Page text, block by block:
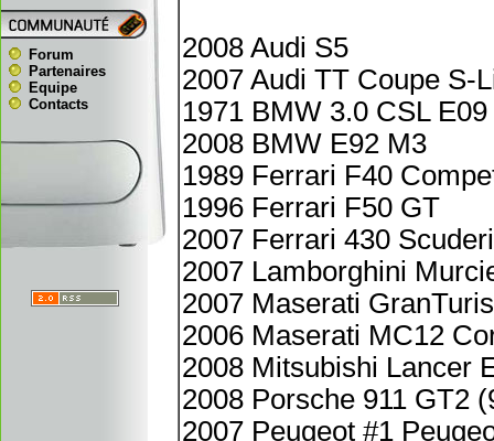
Forum
Partenaires
Equipe
Contacts
2008 Audi S5
2007 Audi TT Coupe S-
1971 BMW 3.0 CSL E09
2008 BMW E92 M3
1989 Ferrari F40
1996 Ferrari F50 GT
2007 Ferrari 430
2007 Lamborghini
2007 Maserati
2006 Maserati MC12
2008 Mitsubishi Lancer
2008 Porsche 911 GT2
2007 Peugeot #1